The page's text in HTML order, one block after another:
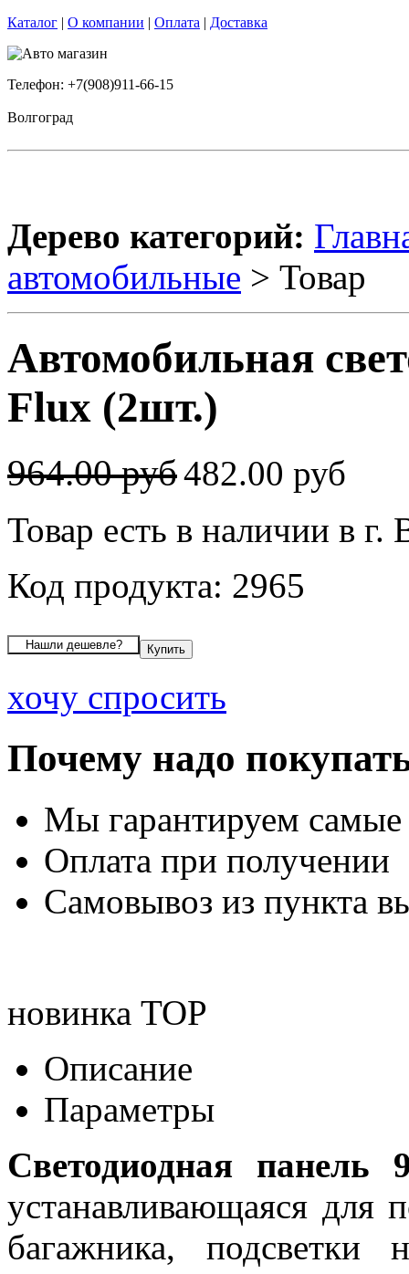
Каталог | О компании | Оплата | Доставка
Телефон: +7(908)911-66-15
Волгоград
Дерево категорий:
автомобильные > Товар
Автомобильная
Flux (2шт.)
964.00 руб482.00 руб
Товар есть в наличии в г.
Код продукта: 2965
хочу спросить
Почему надо
Мы гарантируем
Оплата при получении
Самовывоз из пункта
новинка TOP
Описание
Параметры
Светодиодная панель
устанавливающаяся для
багажника,